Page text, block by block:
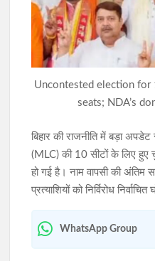
10 अगस्त को विधानसभा घेराव की
छात्रों से रांची पहुंचने की अपील की
सिमडेगा के एसडीओ टैक्सी स्टैंड व
Uncontested election for
seats; NDA’s
बिहार की राजनीति में बड़ा
(MLC) की 10 सीटों के लिए हुए
हो गई है। नाम वापसी की अंतिम
प्रत्याशियों को निर्विरोध
WhatsApp Group